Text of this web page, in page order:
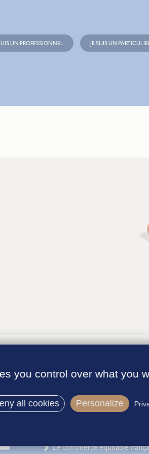
UN PROFESSIONNEL JE SUIS UN
Le commerce équitable
you control over what you
all cookies Personalize